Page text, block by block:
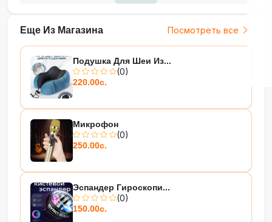
Еще Из Магазина Посмотреть все
Подушка Для Шеи Из...
(0)
220.00с.
Микрофон
(0)
250.00с.
Эспандер Гироскопи...
(0)
150.00с.